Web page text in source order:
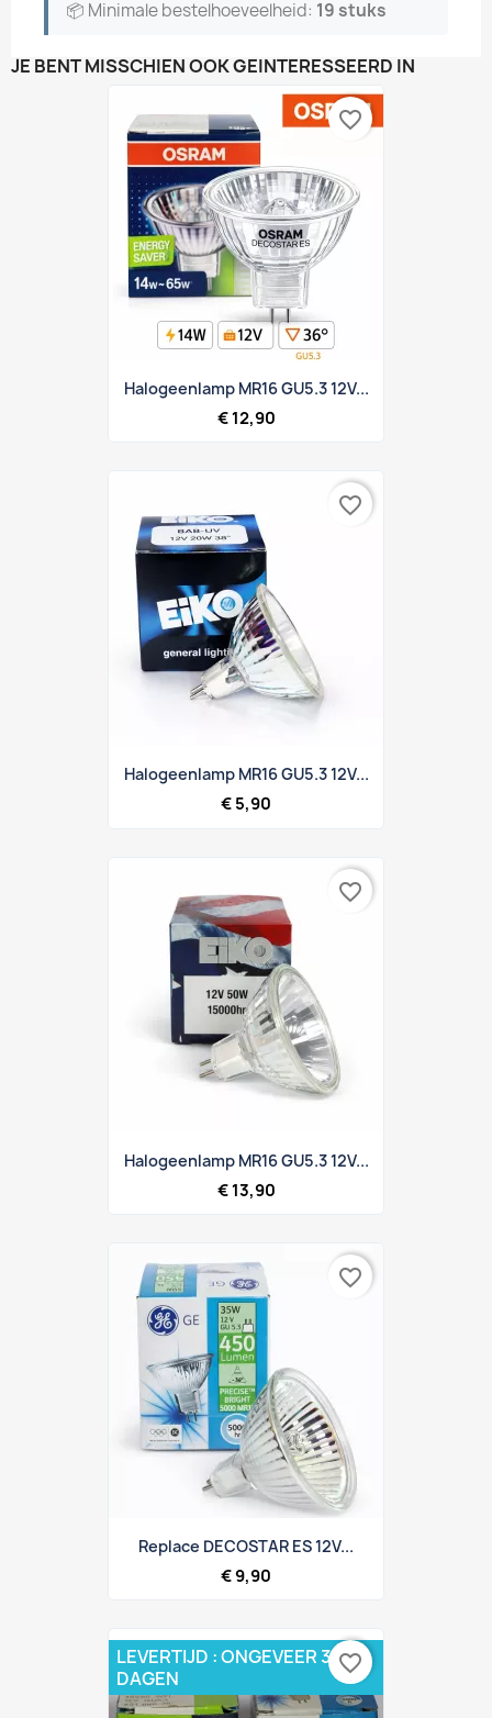
📦 Minimale bestelhoeveelheid: 19 stuks
JE BENT MISSCHIEN OOK GEÏNTERESSEERD IN
Halogeenlamp MR16 GU5.3 12V...
€ 12,90
favorite_border
Halogeenlamp MR16 GU5.3 12V...
€ 5,90
favorite_border
Halogeenlamp MR16 GU5.3 12V...
€ 13,90
favorite_border
Replace DECOSTAR ES 12V...
€ 9,90
favorite_border
LEVERTIJD : ONGEVEER 3 - 5
DAGEN
favorite_border